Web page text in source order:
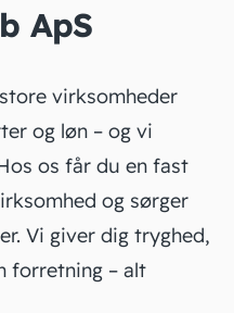
ApS
virksomheder
og løn – og vi
os får du en fast
og sørger
Vi giver dig tryghed,
forretning – alt